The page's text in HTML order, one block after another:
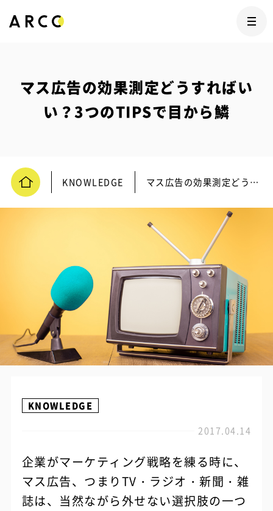
マス広告の効果測定どうすればい
い？3つのTIPSで目から鱗
KNOWLEDGE マス広告の効果測定どうすればいい？3つのTIPSで目から鱗
KNOWLEDGE
2017.04.14
企業がマーケティング戦略を練る時に、
マス広告、つまりTV・ラジオ・新聞・雑
誌は、当然ながら外せない選択肢の一つ